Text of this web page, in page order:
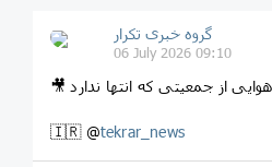
گروه خبری تکرار
06 July 2026 09:10
هوایی از جمعیتی که انتها ندارد
🇮🇷 @tekrar_news